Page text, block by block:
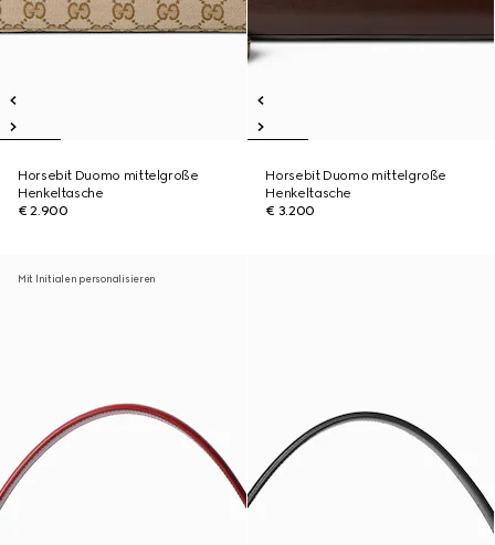
Horsebit Duomo mittelgroße
Henkeltasche
€ 2.900
Horsebit Duomo mittelgroße
Henkeltasche
€ 3.200
Mit Initialen personalisieren